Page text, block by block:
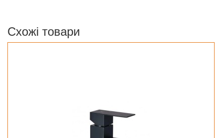
Схожі товари